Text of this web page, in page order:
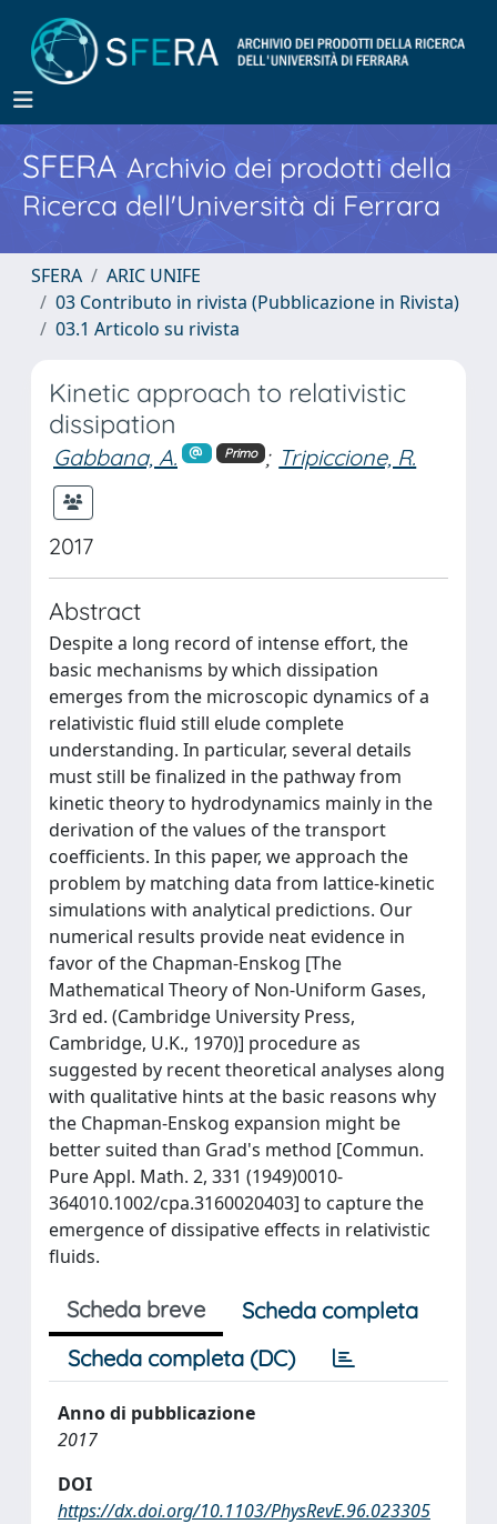
SFERA Archivio dei prodotti della
Ricerca dell'Università di Ferrara
SFERA
ARIC UNIFE
03 Contributo in rivista (Pubblicazione in Rivista)
03.1 Articolo su rivista
Kinetic approach to relativistic
dissipation
Gabbana, A. Primo ; Tripiccione, R.
2017
Abstract
Despite a long record of intense effort, the
basic mechanisms by which dissipation
emerges from the microscopic dynamics of a
relativistic fluid still elude complete
understanding. In particular, several details
must still be finalized in the pathway from
kinetic theory to hydrodynamics mainly in the
derivation of the values of the transport
coefficients. In this paper, we approach the
problem by matching data from lattice-kinetic
simulations with analytical predictions. Our
numerical results provide neat evidence in
favor of the Chapman-Enskog [The
Mathematical Theory of Non-Uniform Gases,
3rd ed. (Cambridge University Press,
Cambridge, U.K., 1970)] procedure as
suggested by recent theoretical analyses along
with qualitative hints at the basic reasons why
the Chapman-Enskog expansion might be
better suited than Grad's method [Commun.
Pure Appl. Math. 2, 331 (1949)0010-
364010.1002/cpa.3160020403] to capture the
emergence of dissipative effects in relativistic
fluids.
Scheda breve
Scheda completa
Scheda completa (DC)
Anno di pubblicazione
2017
DOI
https://dx.doi.org/10.1103/PhysRevE.96.023305